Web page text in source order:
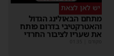
יש לאן לצאת
מתחם הבאולינג הגדול
והאטרקטיבי בדרום פותח
את שעריו לציבור החרדי
מקודם